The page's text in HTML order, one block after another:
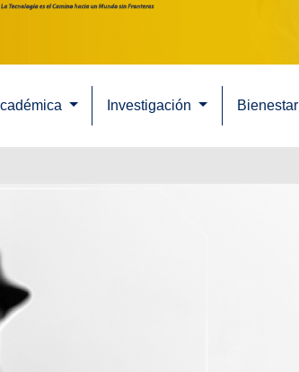
Investigación Bienestar